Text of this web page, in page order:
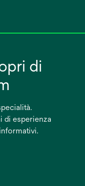
di
di esperienza